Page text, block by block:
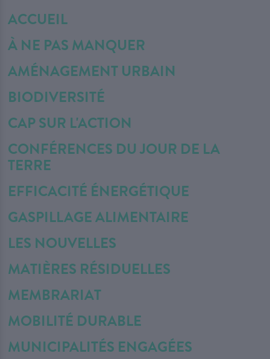
ACCUEIL
À NE PAS MANQUER
AMÉNAGEMENT URBAIN
BIODIVERSITÉ
CAP SUR L'ACTION
CONFÉRENCES DU JOUR DE LA
TERRE
EFFICACITÉ ÉNERGÉTIQUE
GASPILLAGE ALIMENTAIRE
LES NOUVELLES
MATIÈRES RÉSIDUELLES
MEMBRARIAT
MOBILITÉ DURABLE
MUNICIPALITÉS ENGAGÉES